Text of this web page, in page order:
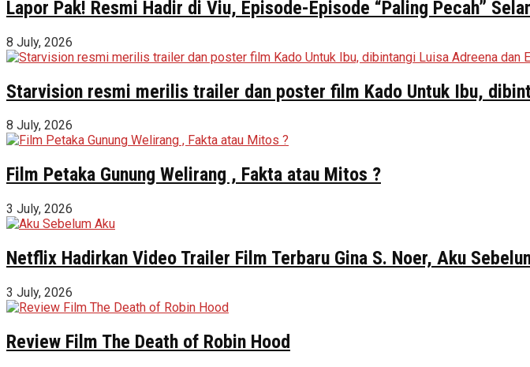
Lapor Pak! Resmi Hadir di Viu, Episode-Episode “Paling Pecah”
8 July, 2026
Starvision resmi merilis trailer dan poster film Kado Untuk Ibu,
8 July, 2026
Film Petaka Gunung Welirang , Fakta atau Mitos ?
3 July, 2026
Netflix Hadirkan Video Trailer Film Terbaru Gina S. Noer, Aku
3 July, 2026
Review Film The Death of Robin Hood